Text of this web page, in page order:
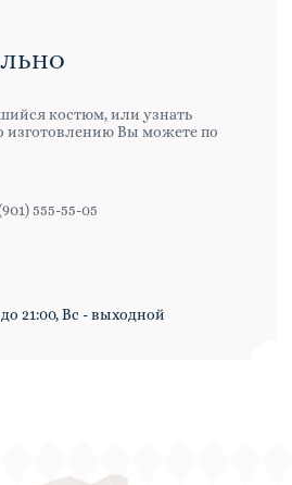
костюм, или узнать
изготовлению Вы можете по
555-55-05
21:00, Вс - выходной